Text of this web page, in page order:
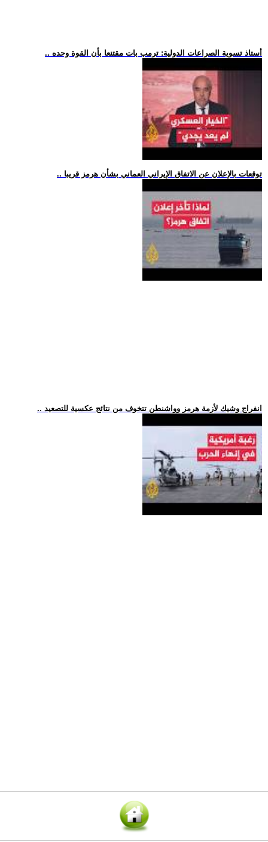
.. أستاذ تسوية الصراعات الدولية: ترمب بات مقتنعا بأن القوة وحده
.. توقعات بالإعلان عن الاتفاق الإيراني العماني بشأن هرمز قريبا
.. انفراج وشيك لأزمة هرمز وواشنطن تتخوف من نتائج عكسية للتصعيد